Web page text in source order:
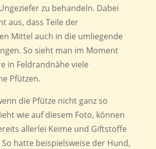
zu behandeln. Dabei
aus, dass Teile der
Mittel auch in die umliegende
So sieht man im Moment
in Feldrandnähe viele
Pfützen.
die Pfütze nicht ganz so
wie auf diesem Foto, können
allerlei Keime und Giftstoffe
hatte beispielsweise der Hund,